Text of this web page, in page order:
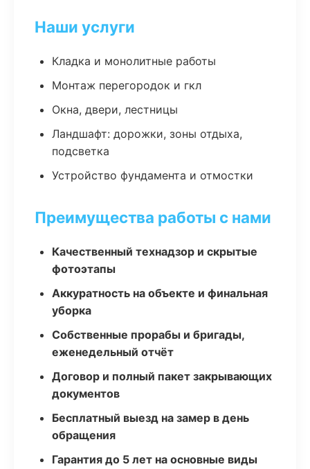
Наши услуги
Кладка и монолитные работы
Монтаж перегородок и гкл
Окна, двери, лестницы
Ландшафт: дорожки, зоны отдыха,
подсветка
Устройство фундамента и отмостки
Преимущества работы с нами
Качественный технадзор и скрытые
фотоэтапы
Аккуратность на объекте и финальная
уборка
Собственные прорабы и бригады,
еженедельный отчёт
Договор и полный пакет закрывающих
документов
Бесплатный выезд на замер в день
обращения
Гарантия до 5 лет на основные виды